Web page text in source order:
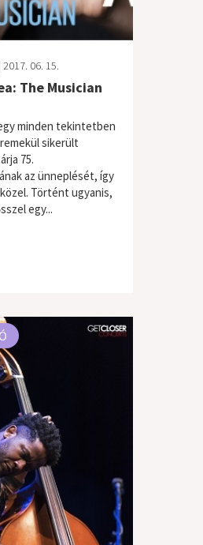
| 2017. 06. 15.
The Musician
minden tekintetben
sikerült
75.
az ünneplését, így
Történt ugyanis,
egy...